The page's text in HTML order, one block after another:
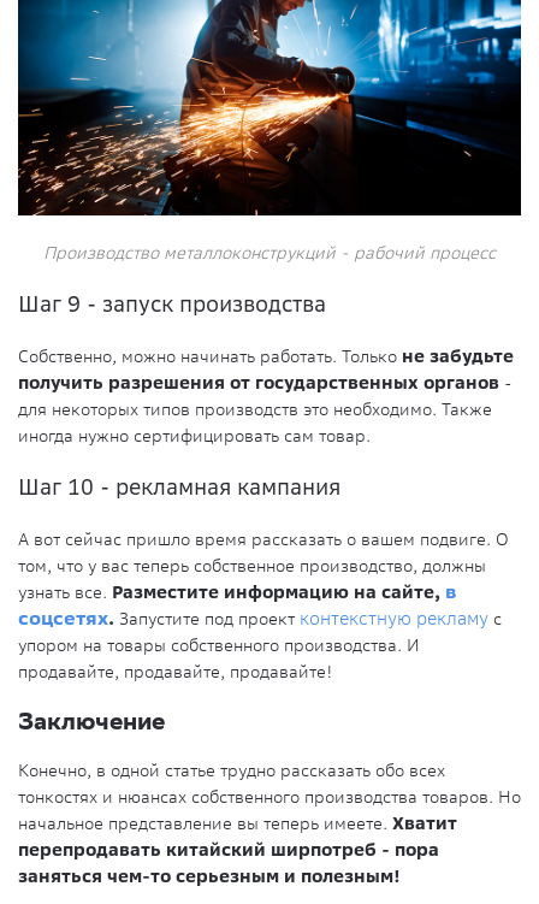
Производство металлоконструкций - рабочий процесс
Шаг 9 - запуск производства
Собственно, можно начинать работать. Только не забудьте
получить разрешения от государственных органов -
для некоторых типов производств это необходимо. Также
иногда нужно сертифицировать сам товар.
Шаг 10 - рекламная кампания
А вот сейчас пришло время рассказать о вашем подвиге. О
том, что у вас теперь собственное производство, должны
узнать все. Разместите информацию на сайте, в
соцсетях. Запустите под проект контекстную рекламу с
упором на товары собственного производства. И
продавайте, продавайте, продавайте!
Заключение
Конечно, в одной статье трудно рассказать обо всех
тонкостях и нюансах собственного производства товаров. Но
начальное представление вы теперь имеете. Хватит
перепродавать китайский ширпотреб - пора
заняться чем-то серьезным и полезным!